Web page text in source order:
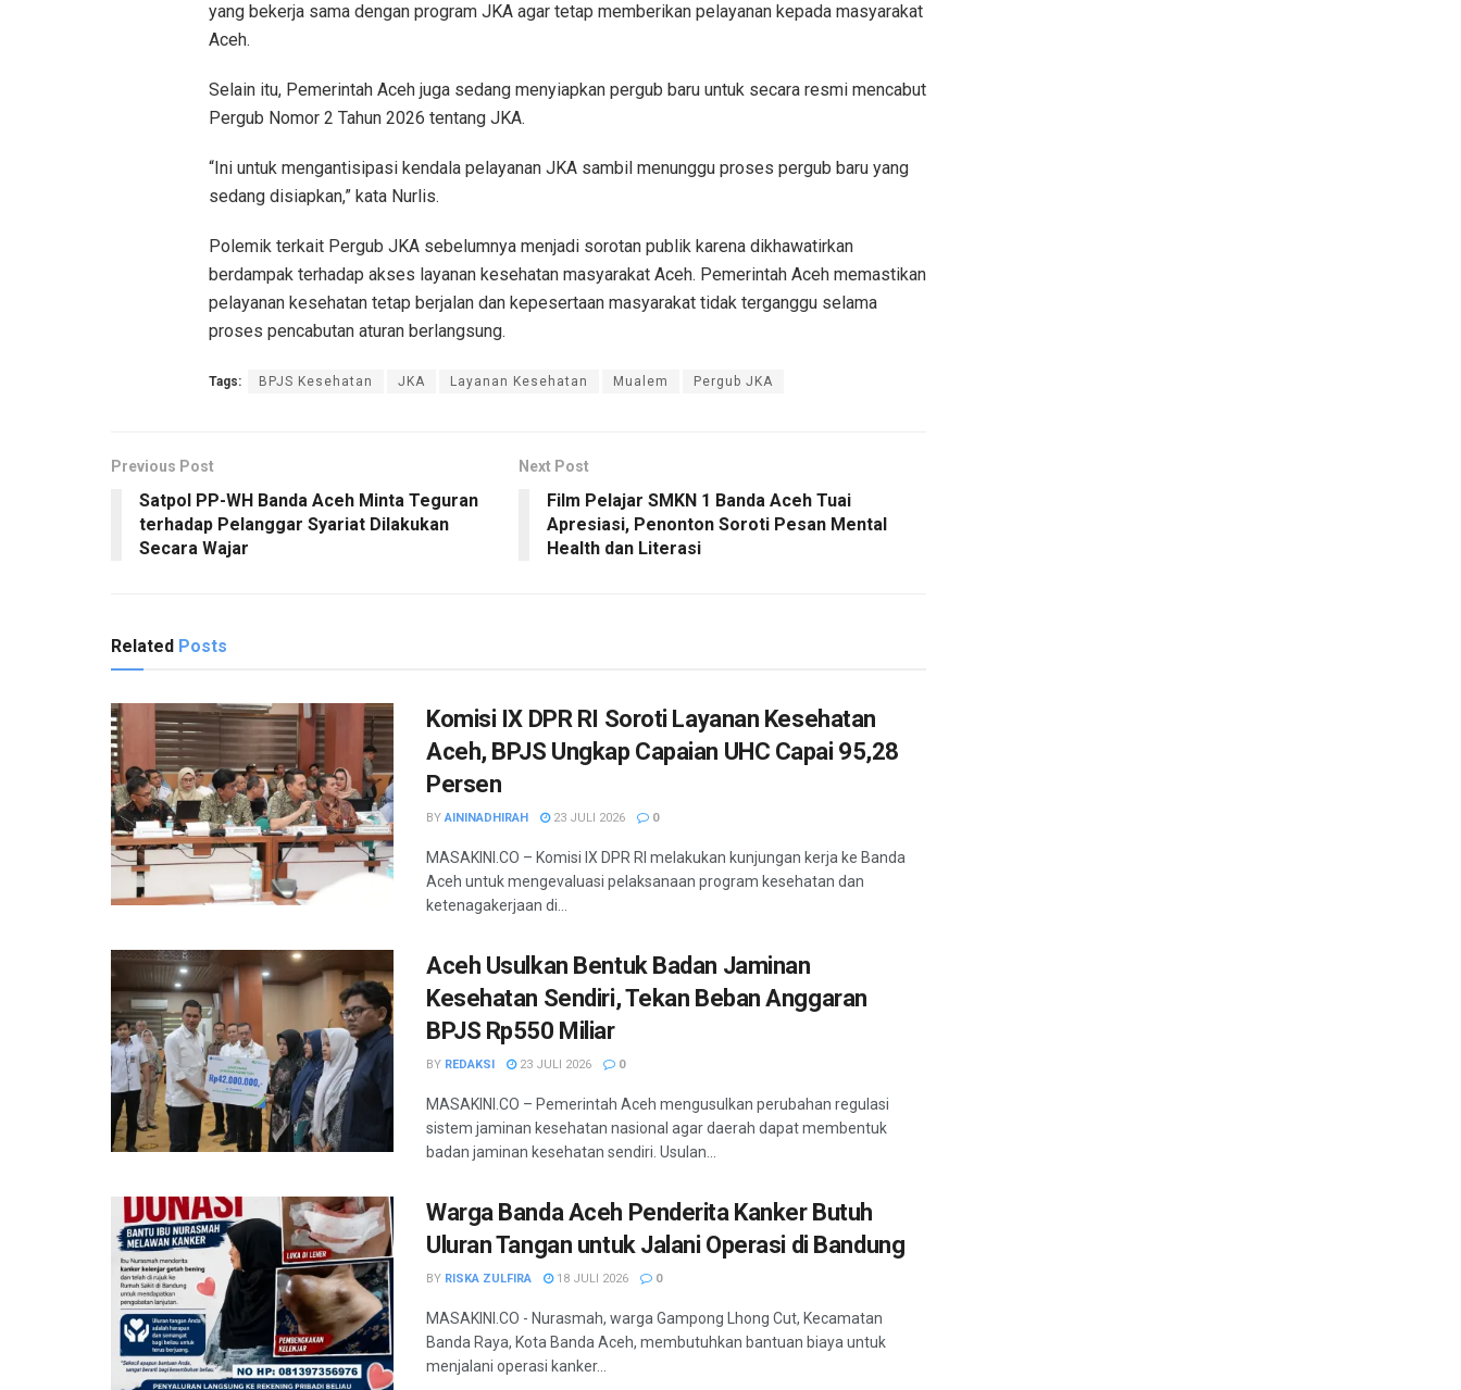
yang bekerja sama dengan program JKA agar tetap memberikan pelayanan kepada masyarakat
Aceh.
Selain itu, Pemerintah Aceh juga sedang menyiapkan pergub baru untuk secara resmi mencabut
Pergub Nomor 2 Tahun 2026 tentang JKA.
“Ini untuk mengantisipasi kendala pelayanan JKA sambil menunggu proses pergub baru yang
sedang disiapkan,” kata Nurlis.
Polemik terkait Pergub JKA sebelumnya menjadi sorotan publik karena dikhawatirkan
berdampak terhadap akses layanan kesehatan masyarakat Aceh. Pemerintah Aceh memastikan
pelayanan kesehatan tetap berjalan dan kepesertaan masyarakat tidak terganggu selama
proses pencabutan aturan berlangsung.
Tags: BPJS Kesehatan JKA Layanan Kesehatan Mualem Pergub JKA
Previous Post
Satpol PP-WH Banda Aceh Minta Teguran
terhadap Pelanggar Syariat Dilakukan
Secara Wajar
Next Post
Film Pelajar SMKN 1 Banda Aceh Tuai
Apresiasi, Penonton Soroti Pesan Mental
Health dan Literasi
Related Posts
Komisi IX DPR RI Soroti Layanan Kesehatan
Aceh, BPJS Ungkap Capaian UHC Capai 95,28
Persen
BY AININADHIRAH 23 JULI 2026 0
MASAKINI.CO – Komisi IX DPR RI melakukan kunjungan kerja ke Banda
Aceh untuk mengevaluasi pelaksanaan program kesehatan dan
ketenagakerjaan di...
Aceh Usulkan Bentuk Badan Jaminan
Kesehatan Sendiri, Tekan Beban Anggaran
BPJS Rp550 Miliar
BY REDAKSI 23 JULI 2026 0
MASAKINI.CO – Pemerintah Aceh mengusulkan perubahan regulasi
sistem jaminan kesehatan nasional agar daerah dapat membentuk
badan jaminan kesehatan sendiri. Usulan...
Warga Banda Aceh Penderita Kanker Butuh
Uluran Tangan untuk Jalani Operasi di Bandung
BY RISKA ZULFIRA 18 JULI 2026 0
MASAKINI.CO - Nurasmah, warga Gampong Lhong Cut, Kecamatan
Banda Raya, Kota Banda Aceh, membutuhkan bantuan biaya untuk
menjalani operasi kanker...